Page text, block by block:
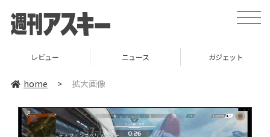
toggle
レビュー ニュース ガジェット
home > 拡大画像